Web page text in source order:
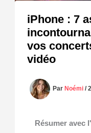
iPhone : 7
vos
vidéo
ParNoémi/
Résumer avec